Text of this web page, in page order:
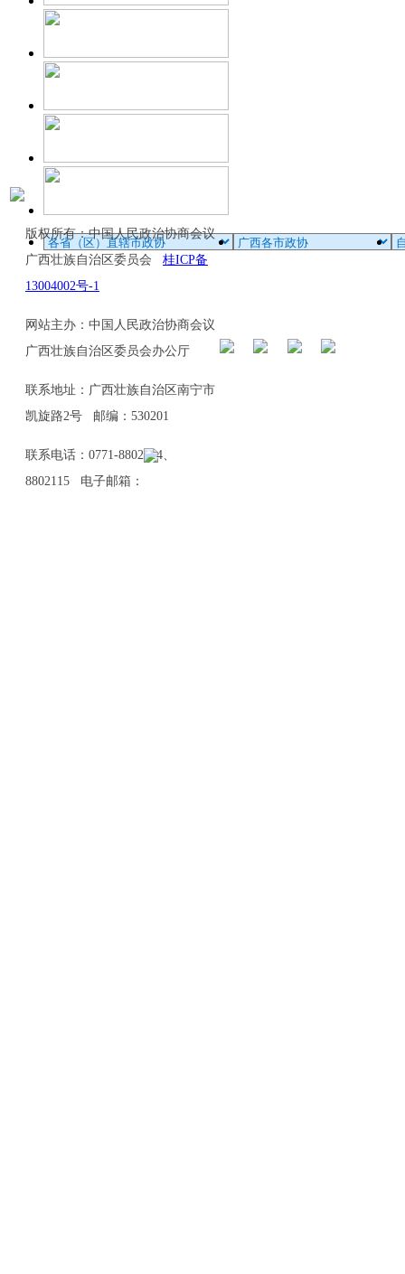
版权所有：中国人民政治协商会议
广西壮族自治区委员会 桂ICP备
13004002号-1
网站主办：中国人民政治协商会议
广西壮族自治区委员会办公厅
联系地址：广西壮族自治区南宁市
凯旋路2号 邮编：530201
联系电话：0771-8802114、
8802115 电子邮箱：